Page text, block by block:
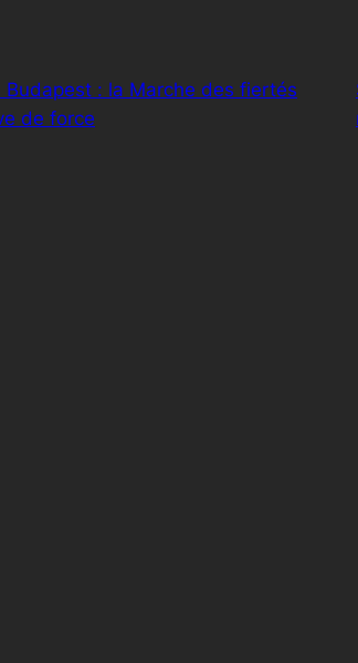
Budapest : la Marche des fiertés
de force